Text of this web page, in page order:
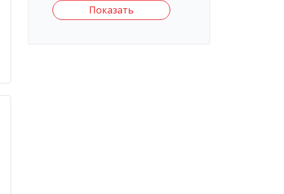
Показать